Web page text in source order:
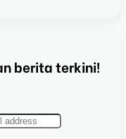
berita terkini!